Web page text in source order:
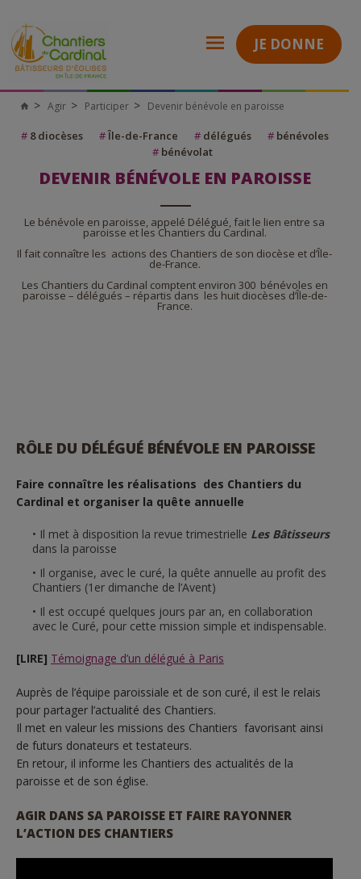
JE DONNE
Chantiers
Cardinal
Agir Participer Devenir bénévole en paroisse
#8 diocèses #Île-de-France #délégués #bénévoles
# bénévolat
DEVENIR BÉNÉVOLE EN PAROISSE
Le bénévole en paroisse, appelé Délégué, fait le lien entre sa
paroisse et les Chantiers du Cardinal.
Il fait connaître les actions des Chantiers de son diocèse et d’Île-
de-France.
Les Chantiers du Cardinal comptent environ 300 bénévoles en
paroisse – délégués – répartis dans les huit diocèses d’Île-de-
France.
RÔLE DU DÉLÉGUÉ BÉNÉVOLE EN PAROISSE
Faire connaître les réalisations des Chantiers du
Cardinal et organiser la quête annuelle
Il met à disposition la revue trimestrielle Les Bâtisseurs
dans la paroisse
Il organise, avec le curé, la quête annuelle au profit des
Chantiers (1er dimanche de l’Avent)
Il est occupé quelques jours par an, en collaboration
avec le Curé, pour cette mission simple et indispensable.
[LIRE] Témoignage d’un délégué à Paris
Auprès de l’équipe paroissiale et de son curé, il est le relais
pour partager l’actualité des Chantiers.
Il met en valeur les missions des Chantiers favorisant ainsi
de futurs donateurs et testateurs.
En retour, il informe les Chantiers des actualités de la
paroisse et de son église.
AGIR DANS SA PAROISSE ET FAIRE RAYONNER
L’ACTION DES CHANTIERS